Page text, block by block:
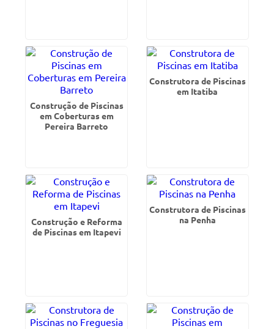
Construção de Piscinas
em Coberturas em
Pereira Barreto
Construtora de Piscinas
em Itatiba
Construção e Reforma
de Piscinas em Itapevi
Construtora de Piscinas
na Penha